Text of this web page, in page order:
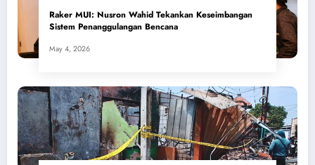
​Raker MUI: Nusron Wahid Tekankan Keseimbangan
Sistem Penanggulangan Bencana
May 4, 2026